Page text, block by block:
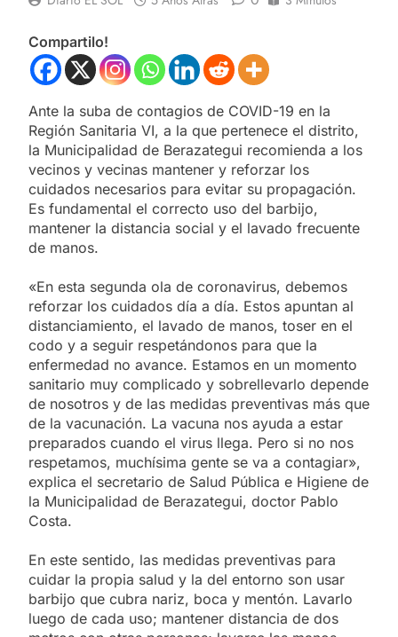
Compartilo!
Ante la suba de contagios de COVID-19 en la
Región Sanitaria VI, a la que pertenece el distrito,
la Municipalidad de Berazategui recomienda a los
vecinos y vecinas mantener y reforzar los
cuidados necesarios para evitar su propagación.
Es fundamental el correcto uso del barbijo,
mantener la distancia social y el lavado frecuente
de manos.
«En esta segunda ola de coronavirus, debemos
reforzar los cuidados día a día. Estos apuntan al
distanciamiento, el lavado de manos, toser en el
codo y a seguir respetándonos para que la
enfermedad no avance. Estamos en un momento
sanitario muy complicado y sobrellevarlo depende
de nosotros y de las medidas preventivas más que
de la vacunación. La vacuna nos ayuda a estar
preparados cuando el virus llega. Pero si no nos
respetamos, muchísima gente se va a contagiar»,
explica el secretario de Salud Pública e Higiene de
la Municipalidad de Berazategui, doctor Pablo
Costa.
En este sentido, las medidas preventivas para
cuidar la propia salud y la del entorno son usar
barbijo que cubra nariz, boca y mentón. Lavarlo
luego de cada uso; mantener distancia de dos